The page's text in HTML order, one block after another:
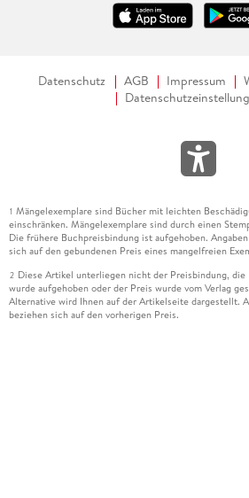
Datenschutz AGB Impressum
1 Mängelexemplare sind Bücher mit leichten
einschränken. Mängelexemplare sind durch einen
Die frühere Buchpreisbindung ist aufgehoben.
sich auf den gebundenen Preis eines mangelfreien
2 Diese Artikel unterliegen nicht der Preisbindung,
wurde aufgehoben oder der Preis wurde vom Verlag
Alternative wird Ihnen auf der Artikelseite dargestellt.
beziehen sich auf den vorherigen Preis.